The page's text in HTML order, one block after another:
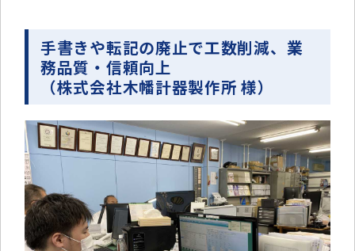
手書きや転記の廃止で工数削減、業
務品質・信頼向上
（株式会社木幡計器製作所 様）